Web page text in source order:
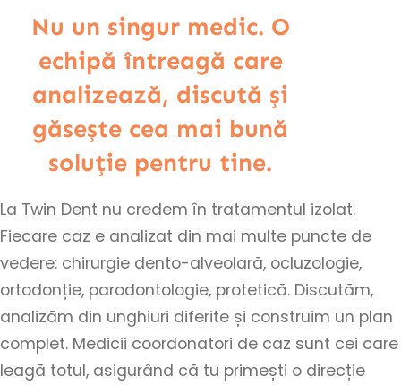
Nu un singur medic. O
echipă întreagă care
analizează, discută și
găsește cea mai bună
soluție pentru tine.
La Twin Dent nu credem în tratamentul izolat.
Fiecare caz e analizat din mai multe puncte de
vedere: chirurgie dento-alveolară, ocluzologie,
ortodonție, parodontologie, protetică. Discutăm,
analizăm din unghiuri diferite și construim un plan
complet. Medicii coordonatori de caz sunt cei care
leagă totul, asigurând că tu primești o direcție